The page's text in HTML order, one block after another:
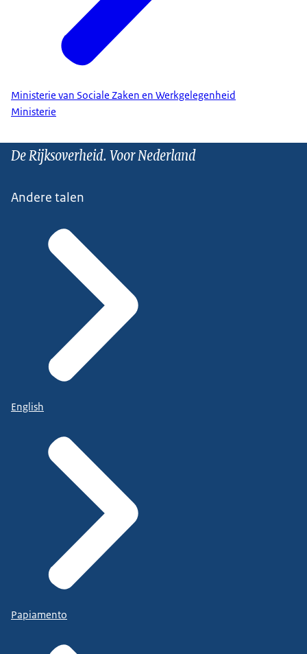
Ministerie van Sociale Zaken en Werkgelegenheid
Ministerie
De Rijksoverheid. Voor Nederland
Andere talen
English
Papiamento